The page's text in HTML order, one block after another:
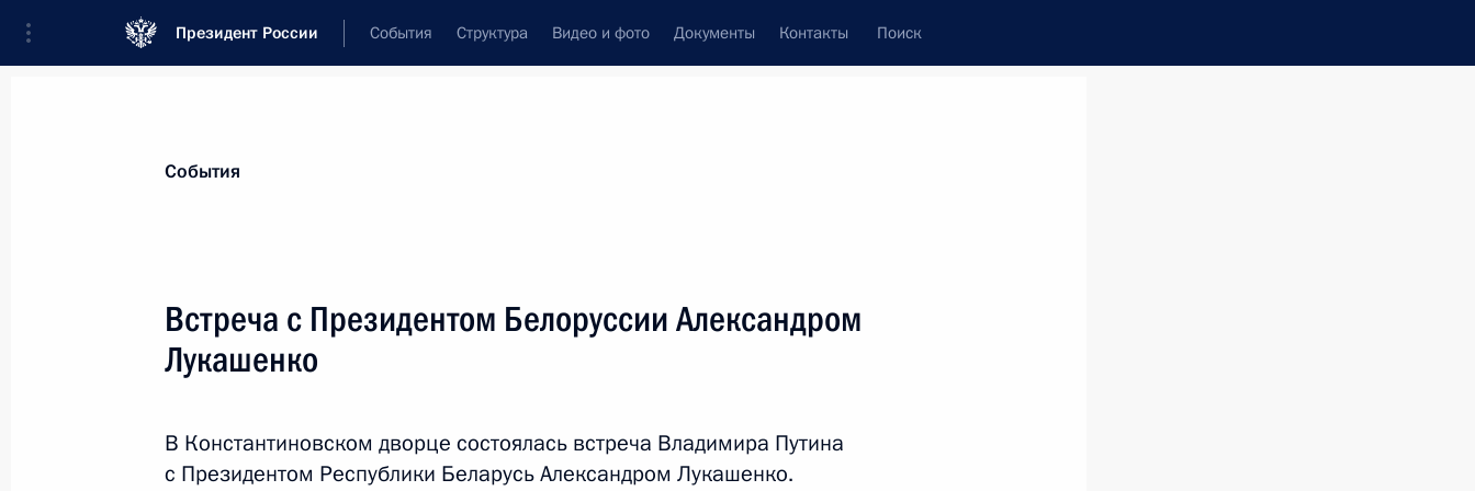
Президент России События Структура Видео и фото Документы Контакты Поиск
Показать следующие материалы
26 февраля 2024 года, 12:25
События
Встреча с Президентом Белоруссии Александром
Лукашенко
В Константиновском дворце состоялась встреча Владимира Путина
с Президентом Республики Беларусь Александром Лукашенко.